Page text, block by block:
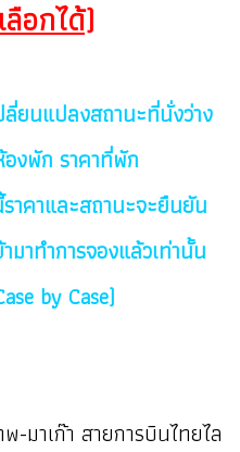
ลือกได้)
ยนแปลงสถานะที่นั่งว่าง
งพัก ราคาที่พัก
าคาและสถานะจะยืนยัน
มาทำการจองแล้วเท่านั้น
by Case)
-มาเก๊า สายการบินไทยไล